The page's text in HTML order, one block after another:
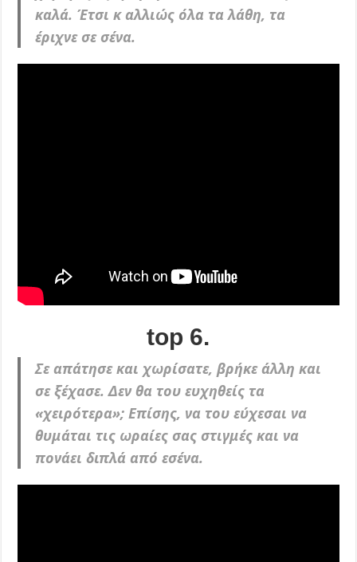
καλά. Έτσι κ αλλιώς όλα τα λάθη, τα
έριχνε σε σένα.
top 6.
Σε απάτησε και χωρίσατε, βρήκε άλλη και
σε ξέχασε. Δεν θα του ευχηθείς τα
«χειρότερα»; Επίσης, να του εύχεσαι να
θυμάται τις ωραίες σας στιγμές και να
πονάει διπλά από εσένα.